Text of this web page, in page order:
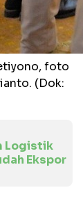
foto
(Dok:
Logistik
Ekspor